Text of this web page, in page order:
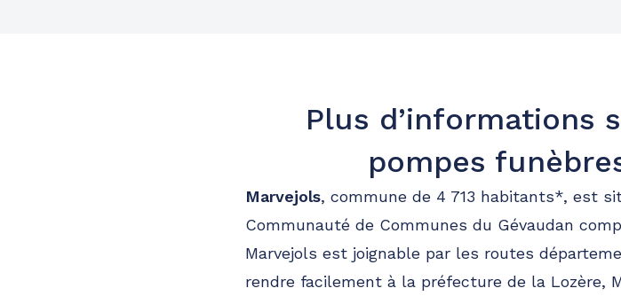
Plus d’informations
pompes
Marvejols, commune de 4 713 habitants*, est
Communauté de Communes du Gévaudan
Marvejols est joignable par les routes
rendre facilement à la préfecture de la Lozère,